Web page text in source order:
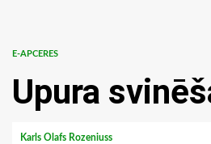
E-APCERES
Upura
Karls Olafs Rozeniuss